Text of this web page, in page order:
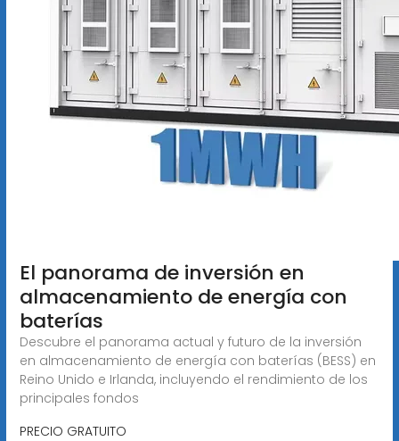
El panorama de inversión en
almacenamiento de energía con
baterías
Descubre el panorama actual y futuro de la inversión
en almacenamiento de energía con baterías (BESS) en
Reino Unido e Irlanda, incluyendo el rendimiento de los
principales fondos
PRECIO GRATUITO